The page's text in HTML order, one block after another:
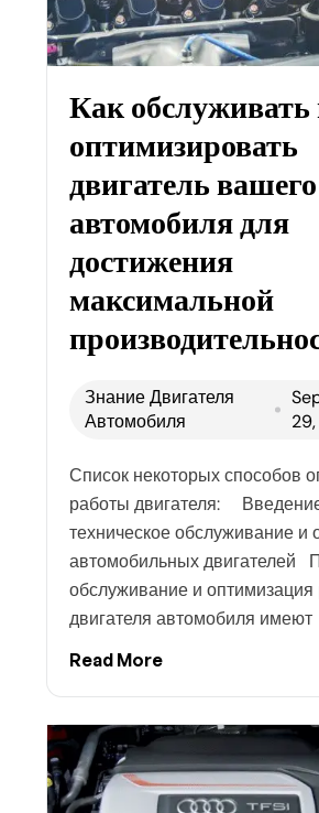
Как обслуживать
оптимизировать
двигатель вашего
автомобиля для
достижения
максимальной
Знание Двигателя
Автомобиля
Список некоторых способов
работы двигателя:
техническое обслуживание и
автомобильных двигателей
обслуживание и оптимизация
двигателя автомобиля имеют
Read More